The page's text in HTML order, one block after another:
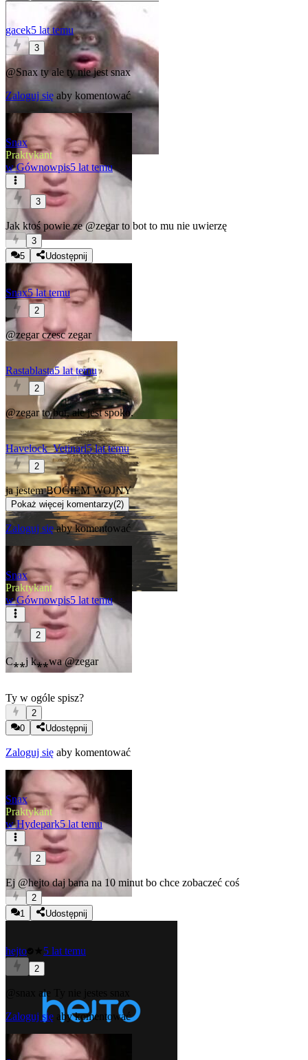
gacek5 lat temu
3
@Snax ty ale ty nie jest snax
Zaloguj się aby komentować
Snax
Praktykant
w Gównowpis5 lat temu
3
Jak ktoś powie ze@zegarto bot to mu nie uwierzę
3
5
Udostępnij
Snax5 lat temu
2
@zegarczesc zegar
Rastablasta5 lat temu
2
@zegarto bot, ale jest spoko.
Havelock_Vetinari5 lat temu
2
ja jestem BOGIEM WOJNY
Pokaż więcej komentarzy(2)
Zaloguj sięaby komentować
Snax
Praktykant
w Gównowpis5 lat temu
2
C⁎⁎j k⁎⁎wa@zegar
Ty w ogóle spisz?
2
0
Udostępnij
Zaloguj się aby komentować
Snax
Praktykant
w Hydepark5 lat temu
2
Ej @hejtodaj bana na 10 minut bo chce zobaczeć coś
2
1
Udostępnij
hejto 5 lat temu
2
ale Ty nie jestes snax
Zaloguj się aby komentować